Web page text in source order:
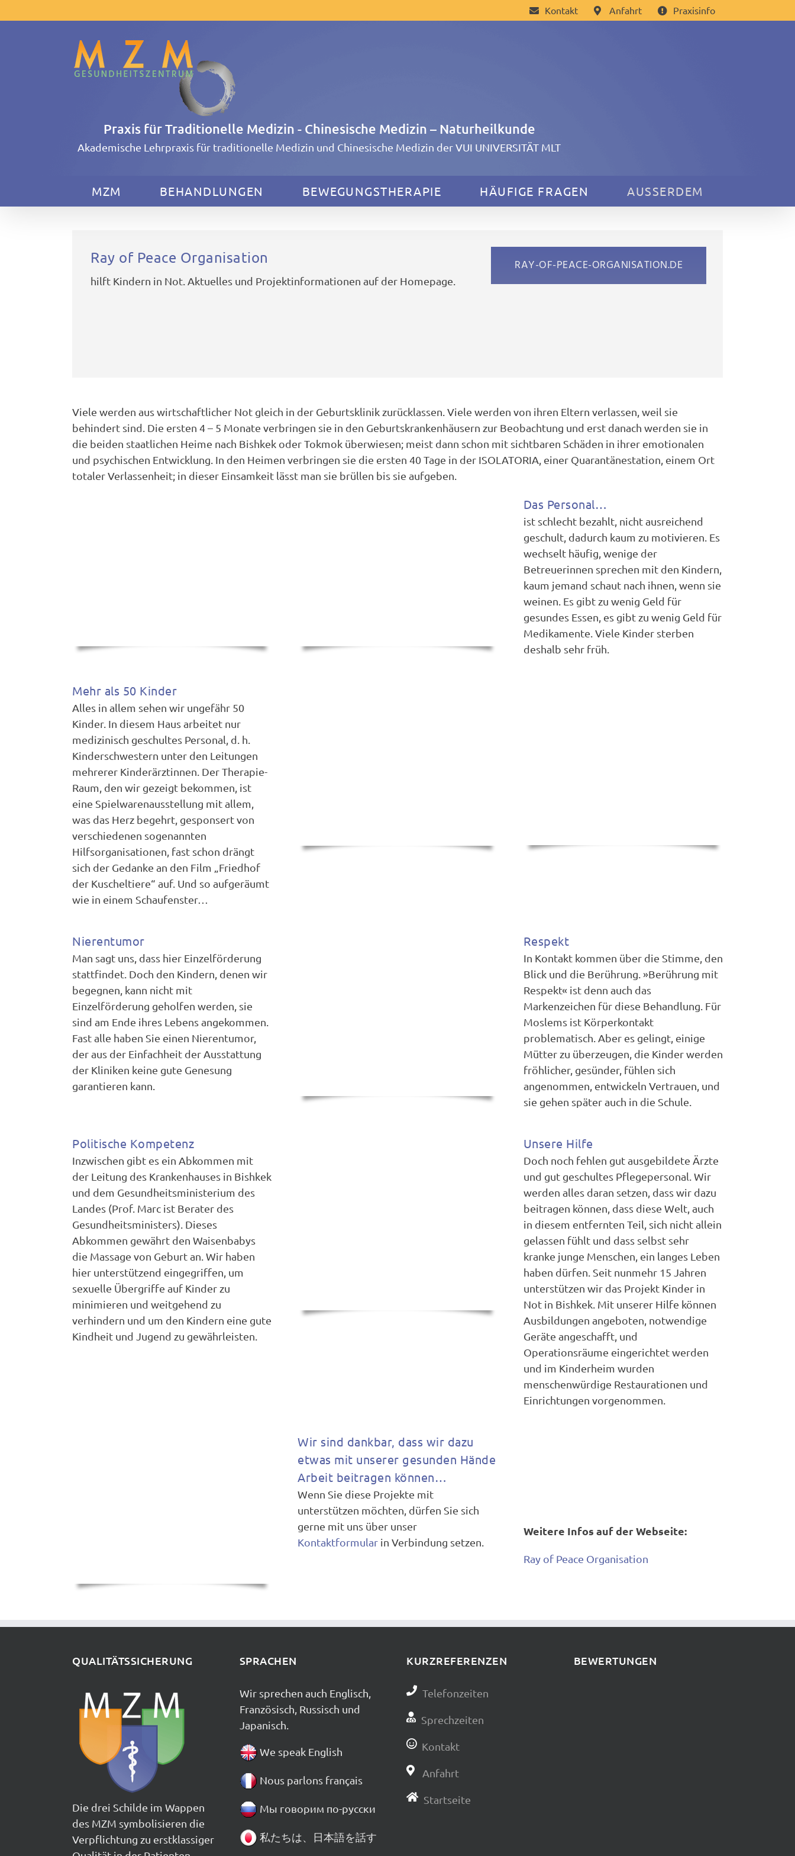
Inhalt
Kontakt Anfahrt Praxisinfo
Praxis für Traditionelle Medizin - Chinesische Medizin – Naturheilkunde
Akademische Lehrpraxis für traditionelle Medizin und Chinesische Medizin der VUI UNIVERSITÄT MLT
MZM BEHANDLUNGEN BEWEGUNGSTHERAPIE HÄUFIGE FRAGEN AUSSERDEM
RAY-OF-PEACE-ORGANISATION.DE
Ray of Peace Organisation
hilft Kindern in Not. Aktuelles und Projektinformationen auf der Homepage.
Viele werden aus wirtschaftlicher Not gleich in der Geburtsklinik zurücklassen. Viele werden von ihren Eltern verlassen, weil sie
behindert sind. Die ersten 4 – 5 Monate verbringen sie in den Geburtskrankenhäusern zur Beobachtung und erst danach werden sie in
die beiden staatlichen Heime nach Bishkek oder Tokmok überwiesen; meist dann schon mit sichtbaren Schäden in ihrer emotionalen
und psychischen Entwicklung. In den Heimen verbringen sie die ersten 40 Tage in der ISOLATORIA, einer Quarantänestation, einem Ort
totaler Verlassenheit; in dieser Einsamkeit lässt man sie brüllen bis sie aufgeben.
Das Personal…
ist schlecht bezahlt, nicht ausreichend
geschult, dadurch kaum zu motivieren. Es
wechselt häufig, wenige der
Betreuerinnen sprechen mit den Kindern,
kaum jemand schaut nach ihnen, wenn sie
weinen. Es gibt zu wenig Geld für
gesundes Essen, es gibt zu wenig Geld für
Medikamente. Viele Kinder sterben
deshalb sehr früh.
Mehr als 50 Kinder
Alles in allem sehen wir ungefähr 50
Kinder. In diesem Haus arbeitet nur
medizinisch geschultes Personal, d. h.
Kinderschwestern unter den Leitungen
mehrerer Kinderärztinnen. Der Therapie-
Raum, den wir gezeigt bekommen, ist
eine Spielwarenausstellung mit allem,
was das Herz begehrt, gesponsert von
verschiedenen sogenannten
Hilfsorganisationen, fast schon drängt
sich der Gedanke an den Film „Friedhof
der Kuscheltiere“ auf. Und so aufgeräumt
wie in einem Schaufenster…
Nierentumor
Man sagt uns, dass hier Einzelförderung
stattfindet. Doch den Kindern, denen wir
begegnen, kann nicht mit
Einzelförderung geholfen werden, sie
sind am Ende ihres Lebens angekommen.
Fast alle haben Sie einen Nierentumor,
der aus der Einfachheit der Ausstattung
der Kliniken keine gute Genesung
garantieren kann.
Respekt
In Kontakt kommen über die Stimme, den
Blick und die Berührung. »Berührung mit
Respekt« ist denn auch das
Markenzeichen für diese Behandlung. Für
Moslems ist Körperkontakt
problematisch. Aber es gelingt, einige
Mütter zu überzeugen, die Kinder werden
fröhlicher, gesünder, fühlen sich
angenommen, entwickeln Vertrauen, und
sie gehen später auch in die Schule.
Politische Kompetenz
Inzwischen gibt es ein Abkommen mit
der Leitung des Krankenhauses in Bishkek
und dem Gesundheitsministerium des
Landes (Prof. Marc ist Berater des
Gesundheitsministers). Dieses
Abkommen gewährt den Waisenbabys
die Massage von Geburt an. Wir haben
hier unterstützend eingegriffen, um
sexuelle Übergriffe auf Kinder zu
minimieren und weitgehend zu
verhindern und um den Kindern eine gute
Kindheit und Jugend zu gewährleisten.
Unsere Hilfe
Doch noch fehlen gut ausgebildete Ärzte
und gut geschultes Pflegepersonal. Wir
werden alles daran setzen, dass wir dazu
beitragen können, dass diese Welt, auch
in diesem entfernten Teil, sich nicht allein
gelassen fühlt und dass selbst sehr
kranke junge Menschen, ein langes Leben
haben dürfen. Seit nunmehr 15 Jahren
unterstützen wir das Projekt Kinder in
Not in Bishkek. Mit unserer Hilfe können
Ausbildungen angeboten, notwendige
Geräte angeschafft, und
Operationsräume eingerichtet werden
und im Kinderheim wurden
menschenwürdige Restaurationen und
Einrichtungen vorgenommen.
Wir sind dankbar, dass wir dazu
etwas mit unserer gesunden Hände
Arbeit beitragen können…
Wenn Sie diese Projekte mit
unterstützen möchten, dürfen Sie sich
gerne mit uns über unser
Kontaktformular in Verbindung setzen.
Weitere Infos auf der Webseite:
Ray of Peace Organisation
QUALITÄTSSICHERUNG
Die drei Schilde im Wappen
des MZM symbolisieren die
Verpflichtung zu erstklassiger
SPRACHEN
Wir sprechen auch Englisch,
Französisch, Russisch und
Japanisch.
We speak English
Nous parlons français
Мы говорим по-русски
私たちは、日本語を話す
KURZREFERENZEN
Telefonzeiten
Sprechzeiten
Kontakt
Anfahrt
Startseite
BEWERTUNGEN